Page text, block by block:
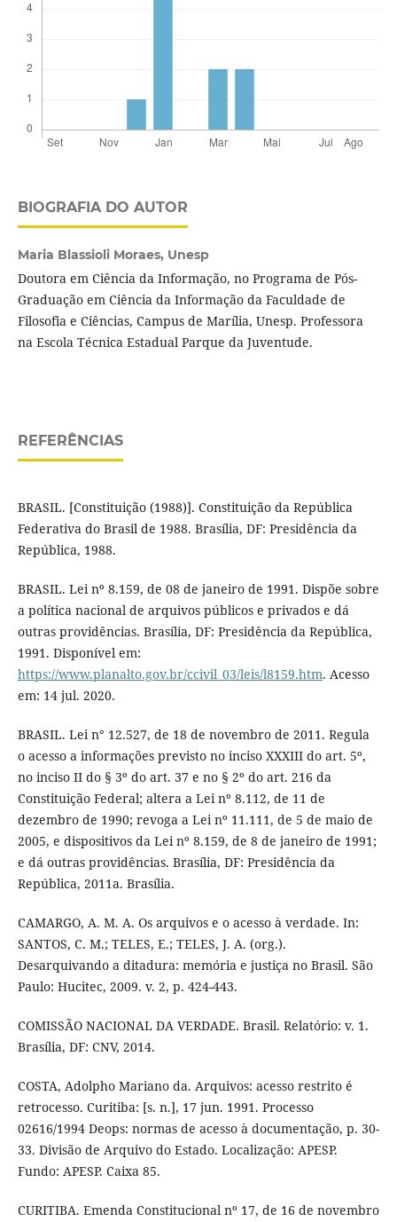
BIOGRAFIA DO AUTOR
Maria Blassioli Moraes, Unesp
Doutora em Ciência da Informação, no Programa de Pós-
Graduação em Ciência da Informação da Faculdade de
Filosofia e Ciências, Campus de Marília, Unesp. Professora
na Escola Técnica Estadual Parque da Juventude.
REFERÊNCIAS
BRASIL. [Constituição (1988)]. Constituição da República
Federativa do Brasil de 1988. Brasília, DF: Presidência da
República, 1988.
BRASIL. Lei nº 8.159, de 08 de janeiro de 1991. Dispõe sobre
a política nacional de arquivos públicos e privados e dá
outras providências. Brasília, DF: Presidência da República,
1991. Disponível em:
https://www.planalto.gov.br/ccivil_03/leis/l8159.htm. Acesso
em: 14 jul. 2020.
BRASIL. Lei n° 12.527, de 18 de novembro de 2011. Regula
o acesso a informações previsto no inciso XXXIII do art. 5º,
no inciso II do § 3º do art. 37 e no § 2º do art. 216 da
Constituição Federal; altera a Lei nº 8.112, de 11 de
dezembro de 1990; revoga a Lei nº 11.111, de 5 de maio de
2005, e dispositivos da Lei nº 8.159, de 8 de janeiro de 1991;
e dá outras providências. Brasília, DF: Presidência da
República, 2011a. Brasília.
CAMARGO, A. M. A. Os arquivos e o acesso à verdade. In:
SANTOS, C. M.; TELES, E.; TELES, J. A. (org.).
Desarquivando a ditadura: memória e justiça no Brasil. São
Paulo: Hucitec, 2009. v. 2, p. 424-443.
COMISSÃO NACIONAL DA VERDADE. Brasil. Relatório: v. 1.
Brasília, DF: CNV, 2014.
COSTA, Adolpho Mariano da. Arquivos: acesso restrito é
retrocesso. Curitiba: [s. n.], 17 jun. 1991. Processo
02616/1994 Deops: normas de acesso à documentação, p. 30-
33. Divisão de Arquivo do Estado. Localização: APESP.
Fundo: APESP. Caixa 85.
CURITIBA. Emenda Constitucional nº 17, de 16 de novembro